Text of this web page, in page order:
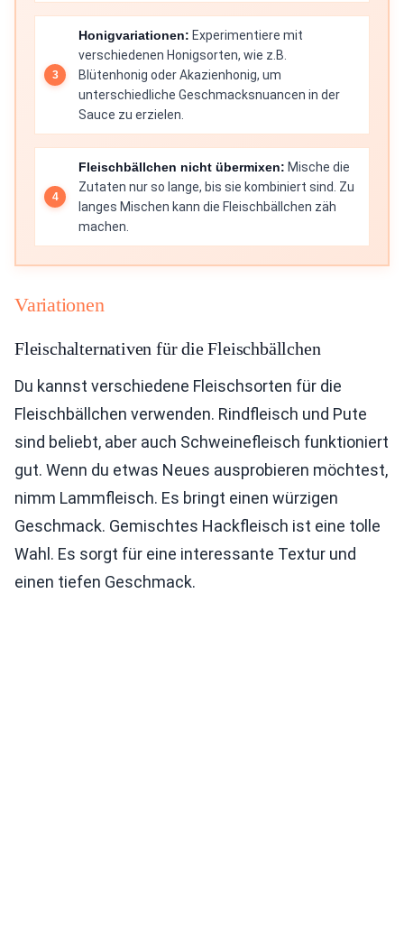
Honigvariationen: Experimentiere mit
verschiedenen Honigsorten, wie z.B.
Blütenhonig oder Akazienhonig, um
unterschiedliche Geschmacksnuancen in der
Sauce zu erzielen.
Fleischbällchen nicht übermixen: Mische die
Zutaten nur so lange, bis sie kombiniert sind. Zu
langes Mischen kann die Fleischbällchen zäh
machen.
Variationen
Fleischalternativen für die Fleischbällchen
Du kannst verschiedene Fleischsorten für die
Fleischbällchen verwenden. Rindfleisch und Pute
sind beliebt, aber auch Schweinefleisch funktioniert
gut. Wenn du etwas Neues ausprobieren möchtest,
nimm Lammfleisch. Es bringt einen würzigen
Geschmack. Gemischtes Hackfleisch ist eine tolle
Wahl. Es sorgt für eine interessante Textur und
einen tiefen Geschmack.